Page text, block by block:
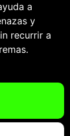
a
y
recurrir a